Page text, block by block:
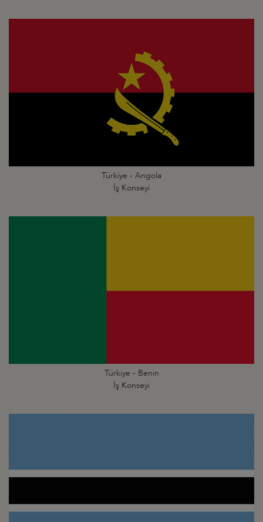
Türkiye - Angola
İş Konseyi
Türkiye - Benin
İş Konseyi